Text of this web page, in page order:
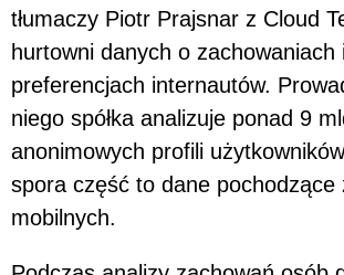
tłumaczy Piotr Prajsnar z Cloud
hurtowni danych o zachowaniach
preferencjach internautów.
niego spółka analizuje ponad 9
anonimowych profili
spora część to dane pochodzące
mobilnych.